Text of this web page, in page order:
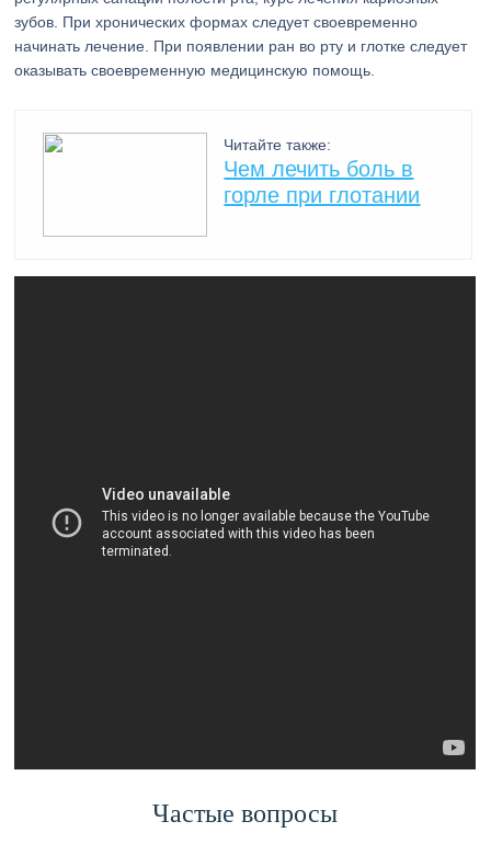
зубов. При хронических формах следует своевременно
начинать лечение. При появлении ран во рту и глотке следует
оказывать своевременную медицинскую помощь.
Читайте также:
Чем лечить боль в
горле при глотании
Частые вопросы